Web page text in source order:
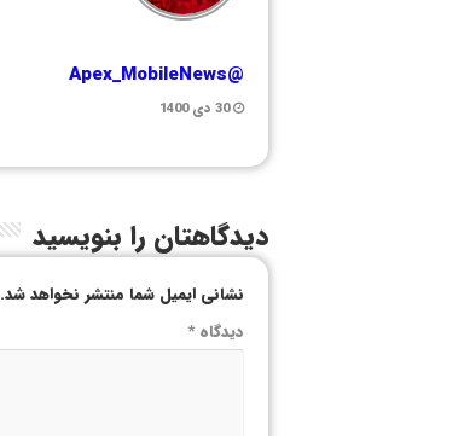
@Apex_MobileNews
30 دی 1400
دیدگاهتان را بنویسید
نشانی ایمیل شما منتشر نخواهد شد.
دیدگاه*